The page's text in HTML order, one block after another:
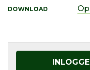
DOWNLOAD